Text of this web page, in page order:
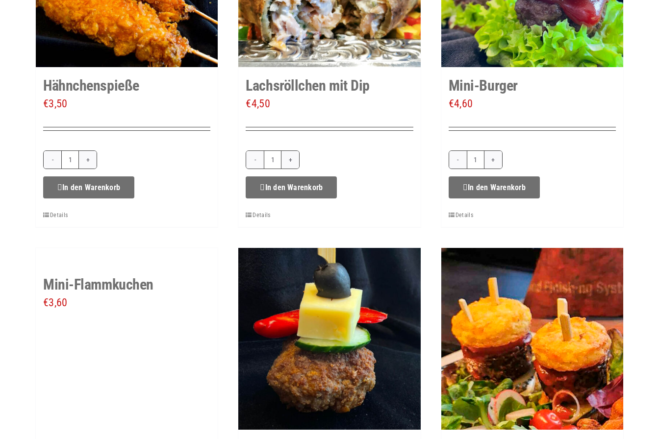
Hähnchenspieße
€3,50
Hähnchenspieße
Menge
In den Warenkorb
Details
Lachsröllchen mit Dip
€4,50
Lachsröllchen
mit
In den Warenkorb
Details
Mini-Burger
€4,60
Mini-
Burger
In den Warenkorb
Details
Mini-Flammkuchen
€3,60